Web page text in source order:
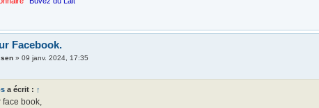
Facebook.
»09 janv. 2024, 17:35
a écrit : ↑
face book,